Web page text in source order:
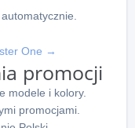
One →
promocji
modele i kolory.
promocjami.